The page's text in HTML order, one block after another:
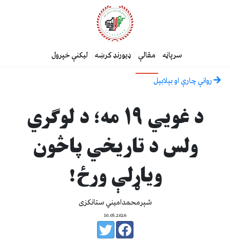
سرپاڼه مقالې ډیورنډ کرښه لیکنې خپرول
روانې چارې او بېلابېل
د غويي ۱۹ مه؛ د لوګري
ولس د تاریخي پاڅون
ویاړلې ورځ!
شېرمحمدامیني ستانکزی
10.05.2026